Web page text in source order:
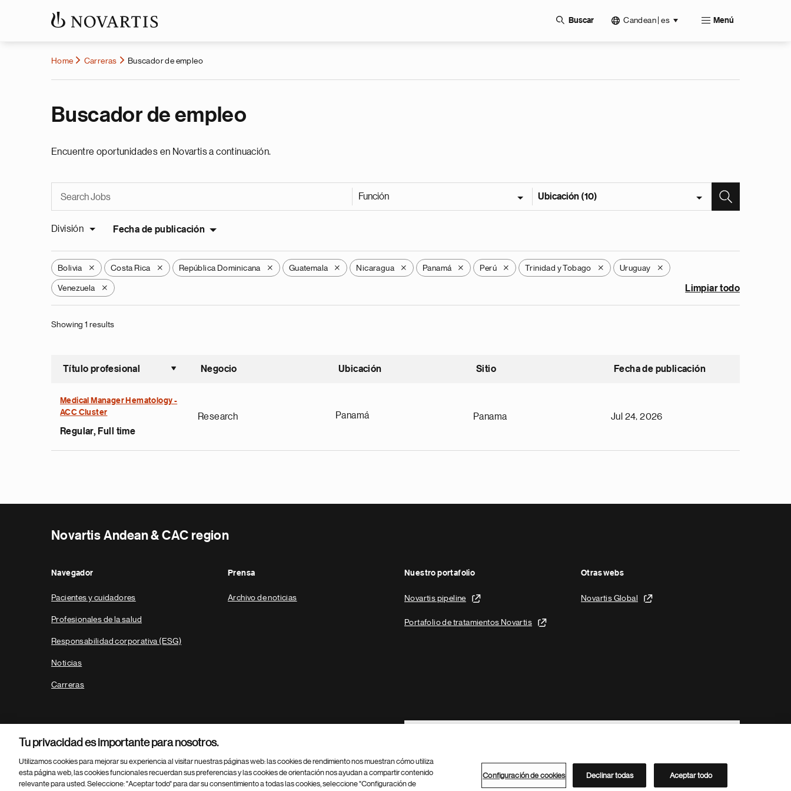
Buscar Candean | es Menú
Home Carreras Buscador de empleo
Buscador de empleo
Encuentre oportunidades en Novartis a continuación.
Función Ubicación (10)
División Fecha de publicación
Bolivia X Costa Rica X República Dominicana X Guatemala X Nicaragua X Panamá X Perú X Trinidad y Tobago X Uruguay X
Venezuela X Limpiar todo
Showing 1 results
Título profesional
Ordenar ascendente
Negocio Ubicación Sitio Fecha de publicación
Medical Manager Hematology -
ACC Cluster
Regular, Full time
Research Panamá Panama Jul 24, 2026
Novartis Andean & CAC region
Navegador
Pacientes y cuidadores
Profesionales de la salud
Responsabilidad corporativa (ESG)
Noticias
Carreras
Prensa
Archivo de noticias
Nuestro portafolio
Novartis pipeline
Portafolio de tratamientos Novartis
Otras webs
Novartis Global
Footer Site Search
Parte
© 2026 Novartis AG Directorio de Novartis
Tu privacidad es importante para nosotros.
Utilizamos cookies para mejorar su experiencia al visitar nuestras páginas web: las cookies de rendimiento nos muestran cómo utiliza
esta página web, las cookies funcionales recuerdan sus preferencias y las cookies de orientación nos ayudan a compartir contenido
relevante para usted. Seleccione: "Aceptar todo" para dar su consentimiento a todas las cookies, seleccione "Configuración de
Configuración de cookies Declinar todas Aceptar todo